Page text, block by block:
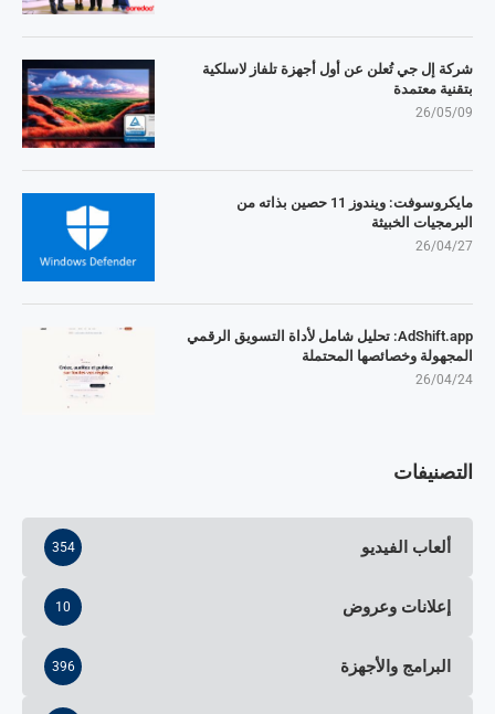
شركة إل جي تُعلن عن أول أجهزة تلفاز لاسلكية
بتقنية معتمدة
26/05/09
مايكروسوفت: ويندوز 11 حصين بذاته من
البرمجيات الخبيثة
26/04/27
AdShift.app: تحليل شامل لأداة التسويق الرقمي
المجهولة وخصائصها المحتملة
26/04/24
التصنيفات
ألعاب الفيديو 354
إعلانات وعروض 10
البرامج والأجهزة 396